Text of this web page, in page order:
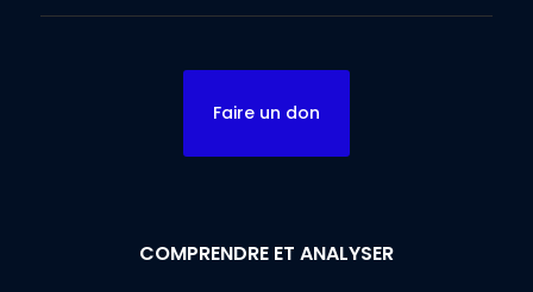
Faire un don
COMPRENDRE ET ANALYSER